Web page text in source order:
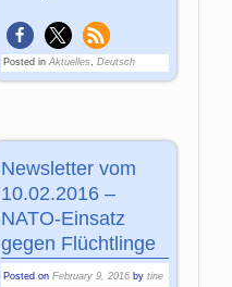
Posted in Aktuelles, Deutsch
Newsletter vom
10.02.2016 –
NATO-Einsatz
gegen Flüchtlinge
Posted on February 9, 2016 by tine